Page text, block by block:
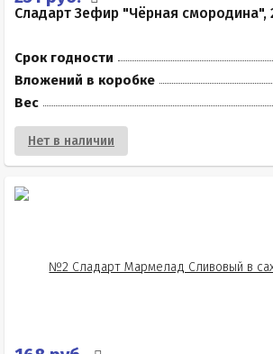
Сладарт Зефир "Чёрная смородина",
Срок годности
Вложений в коробке
Вес
Нет в наличии